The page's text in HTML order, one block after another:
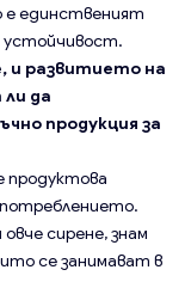
е единственият
устойчивост.
и развитието на
да
продукция за
продуктова
сирене, знам
се занимават в